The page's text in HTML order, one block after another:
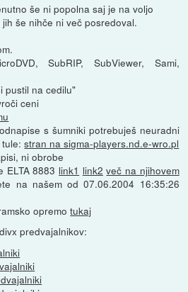
še ni popolna saj je na voljo
še nihče ni več posredoval.
SubRIP, SubViewer, Sami,
pustil na cedilu"
ceni
s šumniki potrebuješ neuradni
tule:stran na sigma-players.nd.e-wro.pl
ni obrobe
ELTA 8883 link1 link2 več na njihovem
na našem od 07.06.2004 16:35:26
opremotukaj
predvajalnikov: